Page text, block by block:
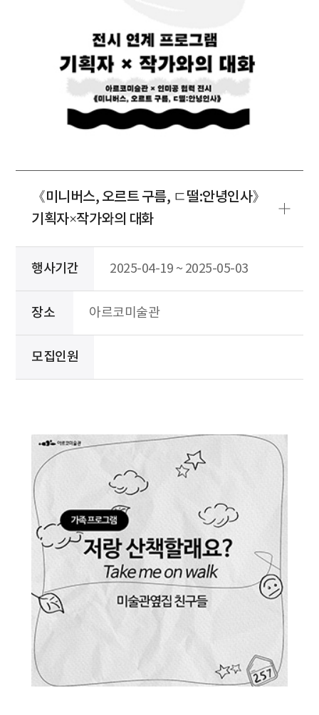
《미니버스, 오르트 구름, ㄷ떨:안녕인사》
기획자×작가와의 대화
행사기간 2025-04-19 ~ 2025-05-03
장소 아르코미술관
모집인원